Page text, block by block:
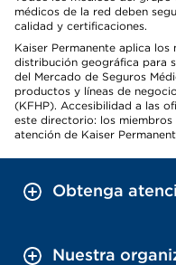
médicos de la red deben
calidad y certificaciones.
Kaiser Permanente aplica
distribución geográfica para
del Mercado de Seguros
productos y líneas de
(KFHP). Accesibilidad a las
este directorio: los
atención de Kaiser
Obtenga
Nuestra